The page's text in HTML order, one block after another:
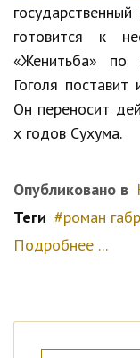
готовится к
«Женитьба» по
Гоголя
Он переносит
х годов Сухума.
Опубликовано в
Теги
роман
Подробнее ...